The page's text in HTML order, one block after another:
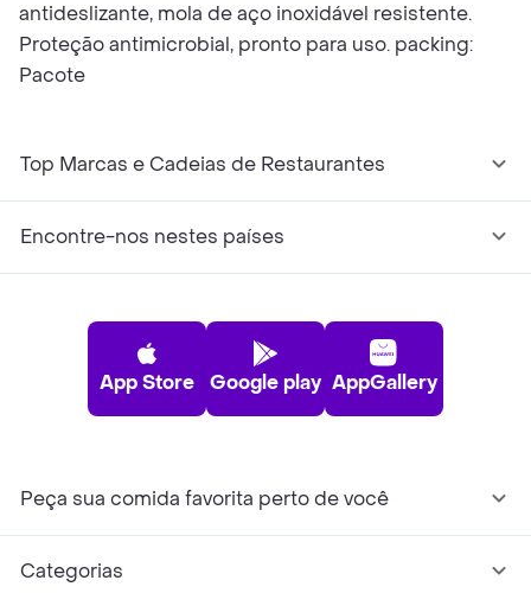
antideslizante, mola de aço inoxidável resistente.
Proteção antimicrobial, pronto para uso. packing:
Pacote
Top Marcas e Cadeias de Restaurantes
Encontre-nos nestes países
App Store Google play AppGallery
Peça sua comida favorita perto de você
Categorias